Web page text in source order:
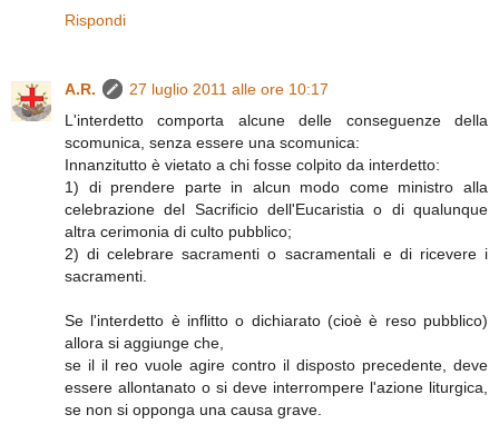
Rispondi
A.R.
27 luglio 2011 alle ore 10:17
L'interdetto comporta alcune delle conseguenze della
scomunica, senza essere una scomunica:
Innanzitutto è vietato a chi fosse colpito da interdetto:
1) di prendere parte in alcun modo come ministro alla
celebrazione del Sacrificio dell'Eucaristia o di qualunque
altra cerimonia di culto pubblico;
2) di celebrare sacramenti o sacramentali e di ricevere i
sacramenti.
Se l'interdetto è inflitto o dichiarato (cioè è reso pubblico)
allora si aggiunge che,
se il il reo vuole agire contro il disposto precedente, deve
essere allontanato o si deve interrompere l'azione liturgica,
se non si opponga una causa grave.